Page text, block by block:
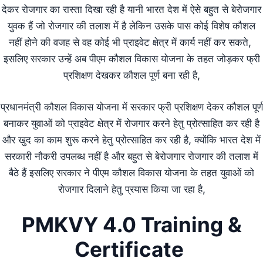
देकर रोजगार का रास्ता दिखा रही है यानी भारत देश में ऐसे बहुत से बेरोजगार
युवक हैं जो रोजगार की तलाश में है लेकिन उसके पास कोई विशेष कौशल
नहीं होने की वजह से वह कोई भी प्राइवेट क्षेत्र में कार्य नहीं कर सकते,
इसलिए सरकार उन्हें अब पीएम कौशल विकास योजना के तहत जोड़कर फ्री
प्रशिक्षण देखकर कौशल पूर्ण बना रही है,
प्रधानमंत्री कौशल विकास योजना में सरकार फ्री प्रशिक्षण देकर कौशल पूर्ण
बनाकर युवाओं को प्राइवेट क्षेत्र में रोजगार करने हेतु प्रोत्साहित कर रही है
और खुद का काम शुरू करने हेतु प्रोत्साहित कर रही है, क्योंकि भारत देश में
सरकारी नौकरी उपलब्ध नहीं है और बहुत से बेरोजगार रोजगार की तलाश में
बैठे हैं इसलिए सरकार ने पीएम कौशल विकास योजना के तहत युवाओं को
रोजगार दिलाने हेतु प्रयास किया जा रहा है,
PMKVY 4.0 Training &
Certificate